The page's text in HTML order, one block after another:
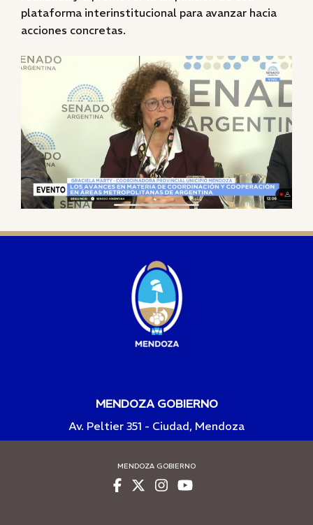
plataforma interinstitucional para avanzar hacia
acciones concretas.
MENDOZA GOBIERNO
Av. Peltier 351 - Ciudad, Mendoza
MENDOZA GOBIERNO